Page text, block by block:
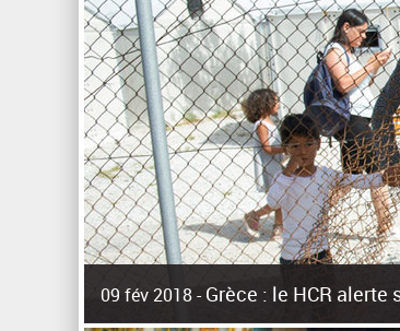
09 fév 2018 - Grèce : le HCR